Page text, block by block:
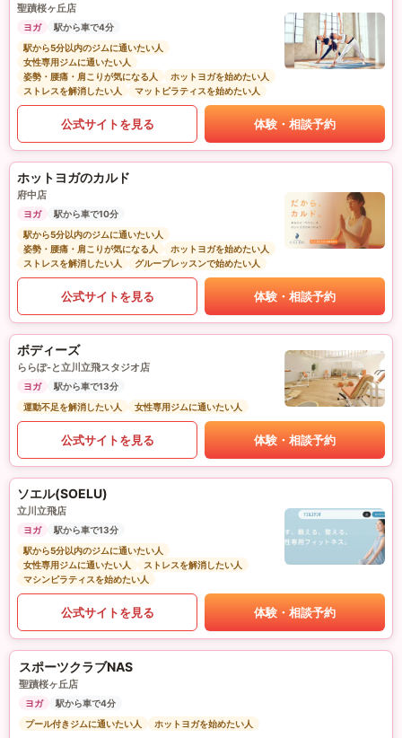
聖蹟桜ヶ丘店
ヨガ
駅から車で4分
駅から5分以内のジムに通いたい人
女性専用ジムに通いたい人
姿勢・腰痛・肩こりが気になる人
ホットヨガを始めたい人
ストレスを解消したい人
マットピラティスを始めたい人
公式サイトを見る 体験・相談予約
ホットヨガのカルド
府中店
ヨガ
駅から車で10分
駅から5分以内のジムに通いたい人
姿勢・腰痛・肩こりが気になる人
ホットヨガを始めたい人
ストレスを解消したい人
グループレッスンで始めたい人
公式サイトを見る 体験・相談予約
ボディーズ
ららぽ-と立川立飛スタジオ店
ヨガ
駅から車で13分
運動不足を解消したい人
女性専用ジムに通いたい人
公式サイトを見る 体験・相談予約
ソエル(SOELU)
立川立飛店
ヨガ
駅から車で13分
駅から5分以内のジムに通いたい人
女性専用ジムに通いたい人
ストレスを解消したい人
マシンピラティスを始めたい人
公式サイトを見る 体験・相談予約
スポーツクラブNAS
聖蹟桜ヶ丘店
ヨガ
駅から車で4分
プール付きジムに通いたい人
ホットヨガを始めたい人